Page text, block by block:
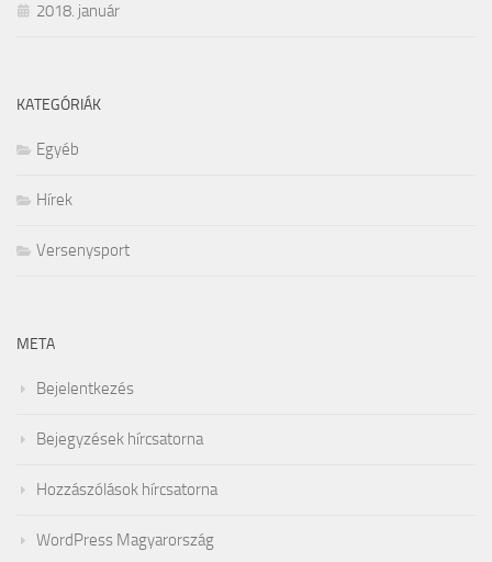
2018. január
KATEGÓRIÁK
Egyéb
Hírek
Versenysport
META
Bejelentkezés
Bejegyzések hírcsatorna
Hozzászólások hírcsatorna
WordPress Magyarország